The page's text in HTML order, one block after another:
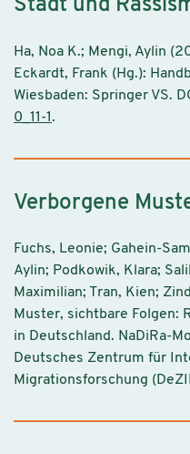
Stadt und
Ha, Noa K.; Mengi, Aylin
Eckardt, Frank (Hg.):
Wiesbaden: Springer VS.
0_11-1.
Verborgene
Fuchs, Leonie; Gahein-
Aylin; Podkowik, Klara;
Maximilian; Tran, Kien;
Muster, sichtbare Folgen:
in Deutschland. NaDiRa-
Deutsches Zentrum für
Migrationsforschung